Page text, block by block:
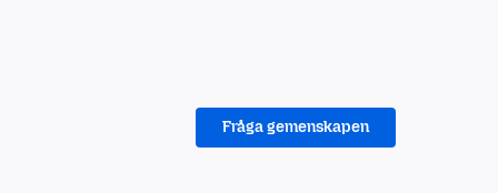
Fråga gemenskapen